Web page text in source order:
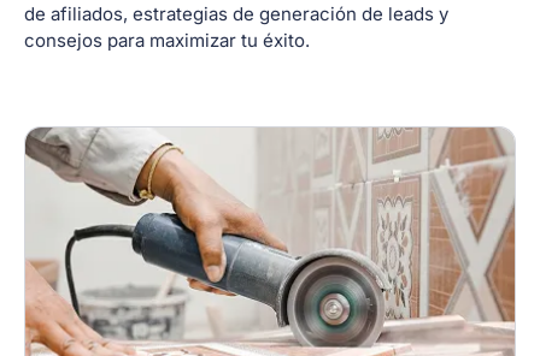
de afiliados, estrategias de generación de leads y
consejos para maximizar tu éxito.